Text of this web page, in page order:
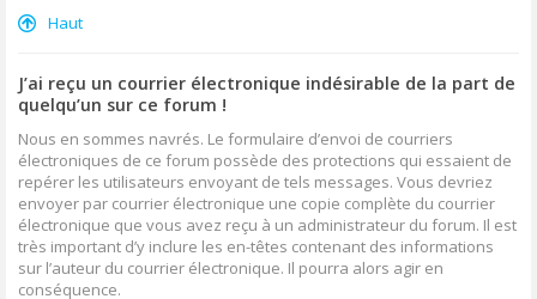
Haut
J’ai reçu un courrier électronique indésirable de la part de
quelqu’un sur ce forum !
Nous en sommes navrés. Le formulaire d’envoi de courriers
électroniques de ce forum possède des protections qui essaient de
repérer les utilisateurs envoyant de tels messages. Vous devriez
envoyer par courrier électronique une copie complète du courrier
électronique que vous avez reçu à un administrateur du forum. Il est
très important d’y inclure les en-têtes contenant des informations
sur l’auteur du courrier électronique. Il pourra alors agir en
conséquence.